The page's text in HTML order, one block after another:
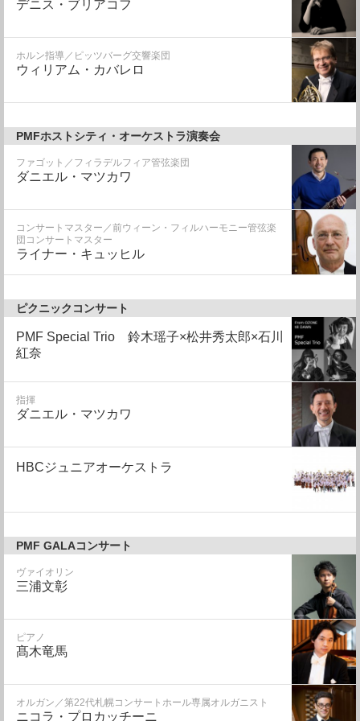
デニス・ブリアコフ
ホルン指導／ピッツバーグ交響楽団
ウィリアム・カバレロ
PMFホストシティ・オーケストラ演奏会
ファゴット／フィラデルフィア管弦楽団
ダニエル・マツカワ
コンサートマスター／前ウィーン・フィルハーモニー管弦楽
団コンサートマスター
ライナー・キュッヒル
ピクニックコンサート
PMF Special Trio 鈴木瑶子×松井秀太郎×石川
紅奈
指揮
ダニエル・マツカワ
HBCジュニアオーケストラ
PMF GALAコンサート
ヴァイオリン
三浦文彰
ピアノ
髙木竜馬
オルガン／第22代札幌コンサートホール専属オルガニスト
ニコラ・プロカッチーニ